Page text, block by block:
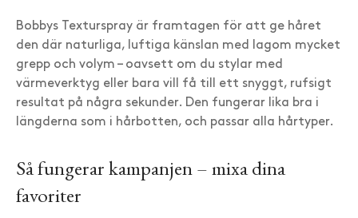
Bobbys Texturspray är framtagen för att ge håret
den där naturliga, luftiga känslan med lagom mycket
grepp och volym – oavsett om du stylar med
värmeverktyg eller bara vill få till ett snyggt, rufsigt
resultat på några sekunder. Den fungerar lika bra i
längderna som i hårbotten, och passar alla hårtyper.
Så fungerar kampanjen – mixa dina
favoriter